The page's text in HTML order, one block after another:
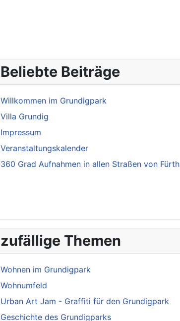
Beliebte Beiträge
Willkommen im Grundigpark
Villa Grundig
Impressum
Veranstaltungskalender
360 Grad Aufnahmen in allen Straßen von Fürth
zufällige Themen
Wohnen im Grundigpark
Wohnumfeld
Urban Art Jam - Graffiti für den Grundigpark
Geschichte des Grundigparks